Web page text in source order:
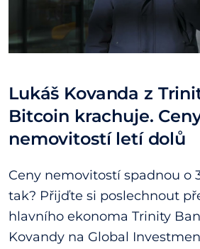
Lukáš Kovanda z
Bitcoin krachuje.
nemovitostí letí dolů
Ceny nemovitostí spadnou o
tak? Přijďte si poslechnout
hlavního ekonoma Trinity
Kovandy na Global